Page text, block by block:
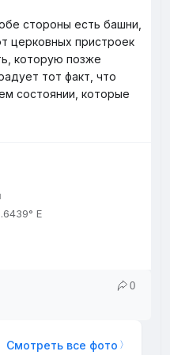
стороны есть башни,
церковных пристроек
которую позже
тот факт, что
состоянии, которые
E
0
Смотреть все фото